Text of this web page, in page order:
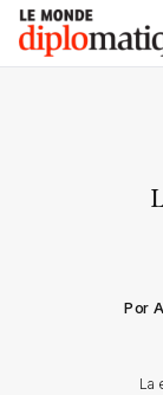
Skip
content
Le monde
Por
La